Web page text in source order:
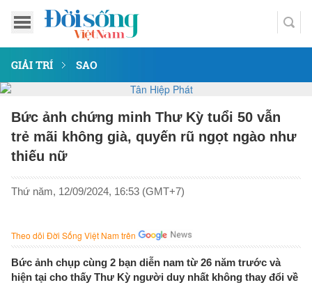
GIẢI TRÍ SAO
Bức ảnh chứng minh Thư Kỳ tuổi 50 vẫn
trẻ mãi không già, quyến rũ ngọt ngào như
thiếu nữ
Thứ năm, 12/09/2024, 16:53 (GMT+7)
Theo dõi Đời Sống Việt Nam trên
Bức ảnh chụp cùng 2 bạn diễn nam từ 26 năm trước và
hiện tại cho thấy Thư Kỳ người duy nhất không thay đổi về